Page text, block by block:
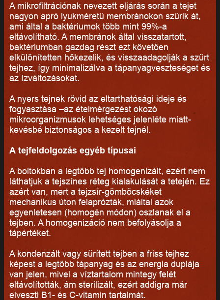
A mikrofiltrációnak nevezett eljárás során a tejet
nagyon apró lyukméretű membránokon szűrik át,
ami által a baktériumok több mint 99%-a
eltávolítható. A membránok által visszatartott,
baktériumban gazdag részt ezt követően
elkülönítetten hőkezelik, és visszaadagolják a szűrt
tejhez, így minimalizálva a tápanyagveszteséget és
az ízváltozásokat.
A nyers tejnek rövid az eltarthatósági ideje és
fogyasztása –az ételmérgezést okozó
mikroorganizmusok lehetséges jelenléte miatt-
kevésbé biztonságos a kezelt tejnél.
A tejfeldolgozás egyéb típusai
A boltokban a legtöbb tej homogenizált, ezért nem
láthatjuk a tejszínes réteg kialakulását a tetején. Ez
azért van, mert a tejzsír-gömböcskéket
mechanikus úton felaprózták, miáltal azok
egyenletesen (homogén módon) oszlanak el a
tejben. A homogenizáció nem befolyásolja a
tápértéket.
A kondenzált vagy sűrített tejben a friss tejhez
képest a legtöbb tápanyag és az energia duplája
van jelen, mivel a víztartalom mintegy felét
eltávolították, ám sterilizált, ezért addigra már
elveszti B1- és C-vitamin tartalmát.